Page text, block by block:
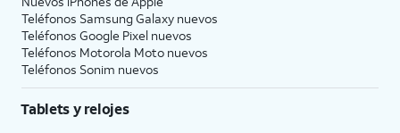
Teléfonos Samsung Galaxy nuevos
Teléfonos Google Pixel nuevos
Teléfonos Motorola Moto nuevos
Teléfonos Sonim nuevos
Tablets y relojes